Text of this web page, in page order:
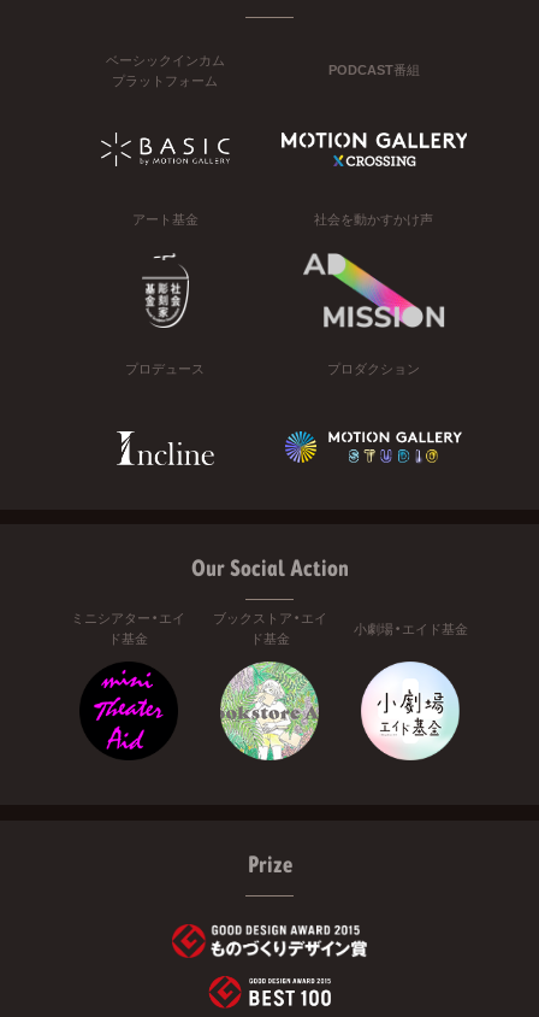
ベーシックインカム
プラットフォーム
PODCAST番組
アート基金 社会を動かすかけ声
プロデュース プロダクション
Our Social Action
ミニシアター・エイ
ド基金
ブックストア・エイ
ド基金
小劇場・エイド基金
Prize